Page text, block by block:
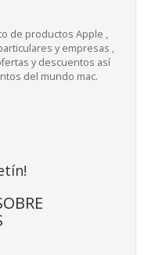
de productos Apple ,
y empresas ,
y descuentos así
del mundo mac.